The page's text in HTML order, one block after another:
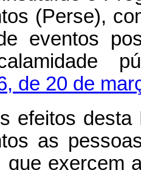
(Perse),
eventos
de 20 de
efeitos
as
que exercem